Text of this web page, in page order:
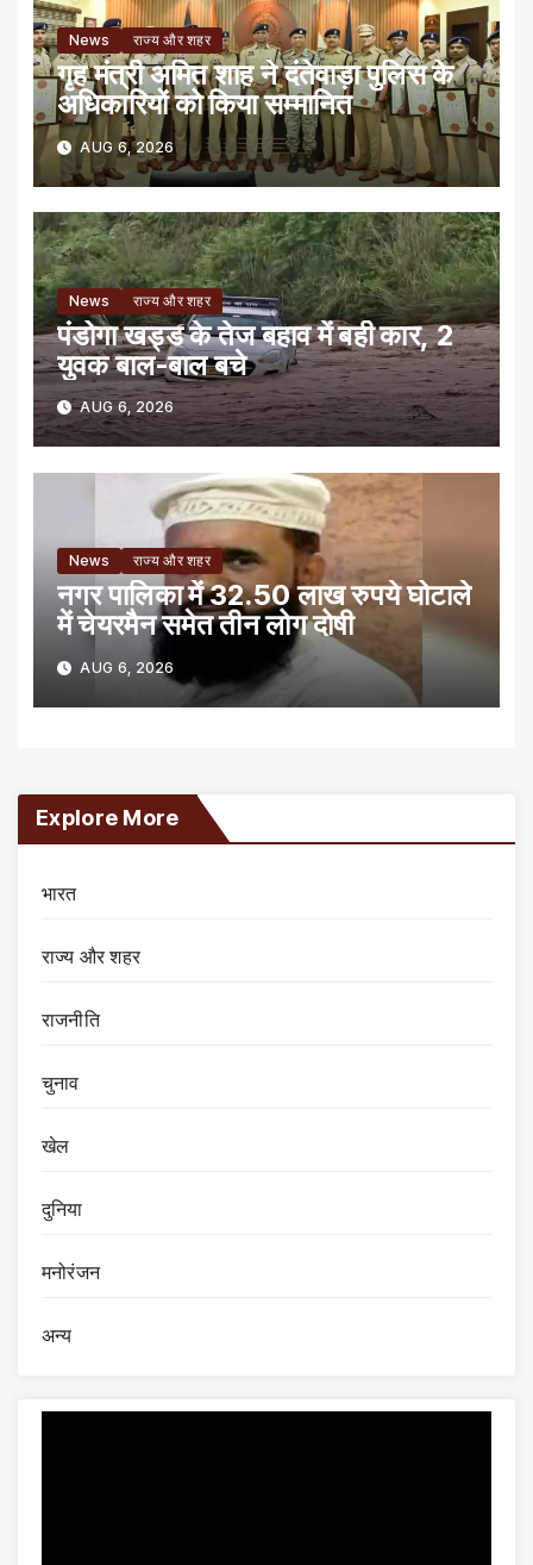
News राज्य और शहर
गृह मंत्री अमित शाह ने दंतेवाड़ा पुलिस के
अधिकारियों को किया सम्मानित
AUG 6, 2026
News राज्य और शहर
पंडोगा खड्ड के तेज बहाव में बही कार, 2
युवक बाल-बाल बचे
AUG 6, 2026
News राज्य और शहर
नगर पालिका में 32.50 लाख रुपये घोटाले
में चेयरमैन समेत तीन लोग दोषी
AUG 6, 2026
Explore More
भारत
राज्य और शहर
राजनीति
चुनाव
खेल
दुनिया
मनोरंजन
अन्य